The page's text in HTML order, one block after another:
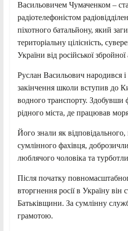
Васильовичем Чумаченком –
радіотелефоністом
піхотного батальйону, який
територіальну цілісність,
України від російської збройної
Руслан Васильович народився і
закінчення школи вступив до
водного транспорту. Здобувши
рідного міста, де працював
Його знали як
сумлінного фахівця,
люблячого чоловіка та
Після початку
вторгнення росії в Україну він
Батьківщини. За сумлінну
грамотою.